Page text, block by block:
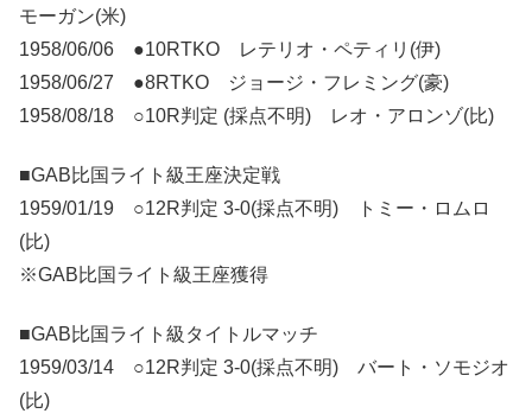
モーガン(米)
1958/06/06 ●10RTKO レテリオ・ペティリ(伊)
1958/06/27 ●8RTKO ジョージ・フレミング(豪)
1958/08/18 ○10R判定 (採点不明) レオ・アロンゾ(比)
■GAB比国ライト級王座決定戦
1959/01/19 ○12R判定 3-0(採点不明) トミー・ロムロ
(比)
※GAB比国ライト級王座獲得
■GAB比国ライト級タイトルマッチ
1959/03/14 ○12R判定 3-0(採点不明) バート・ソモジオ
(比)